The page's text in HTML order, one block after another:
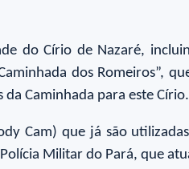
do Círio de Nazaré,
dos Romeiros”,
Caminhada para este Círio.
Cam) que já são
Militar do Pará, que